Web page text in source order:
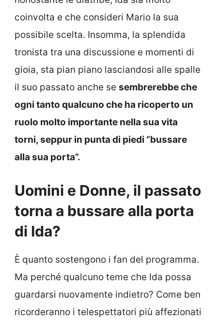
coinvolta e che consideri Mario la sua
possibile scelta. Insomma, la splendida
tronista tra una discussione e momenti di
gioia, sta pian piano lasciandosi alle spalle
il suo passato anche se sembrerebbe che
ogni tanto qualcuno che ha ricoperto un
ruolo molto importante nella sua vita
torni, seppur in punta di piedi “bussare
alla sua porta”.
Uomini e Donne, il passato
torna a bussare alla porta
di Ida?
È quanto sostengono i fan del programma.
Ma perché qualcuno teme che Ida possa
guardarsi nuovamente indietro? Come ben
ricorderanno i telespettatori più affezionati